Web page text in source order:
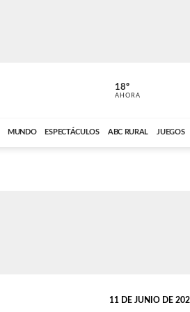
ABC CARDINAL
18º
AHORA
MUNDO ESPECTÁCULOS ABC RURAL JUEGOS
11 DE JUNIO DE